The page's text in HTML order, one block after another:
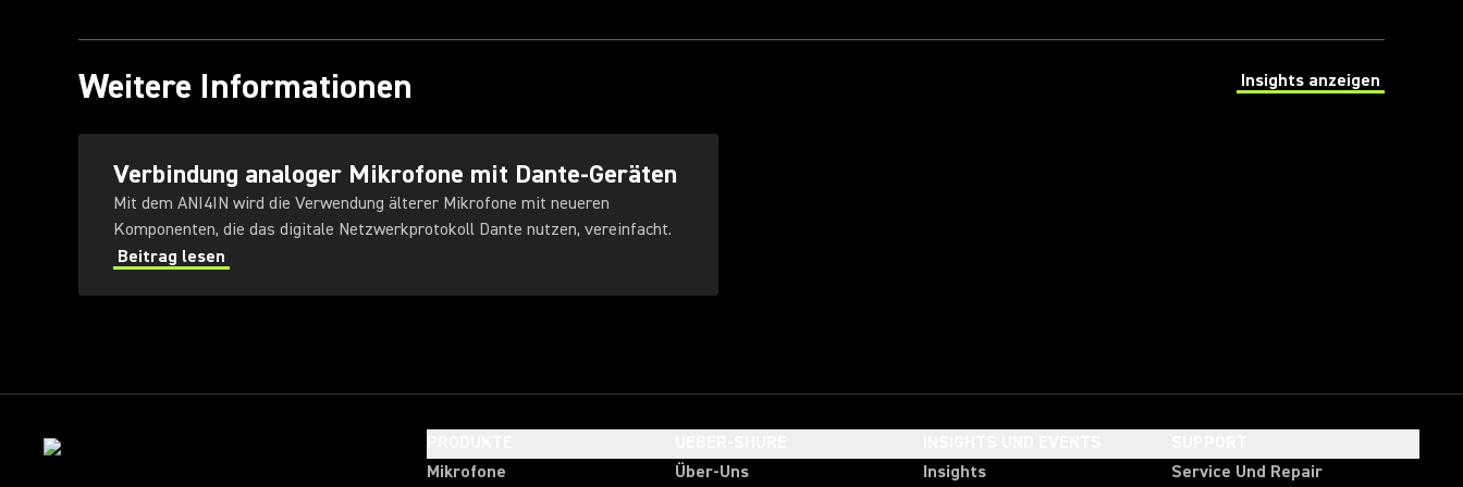
Weitere Informationen Insights anzeigen
(Opens in a new tab)
Verbindung analoger Mikrofone mit Dante-Geräten
Mit dem ANI4IN wird die Verwendung älterer Mikrofone mit neueren
Komponenten, die das digitale Netzwerkprotokoll Dante nutzen, vereinfacht.
Beitrag lesen
Mikrofone
Über-Uns
Insights
Service Und Repair